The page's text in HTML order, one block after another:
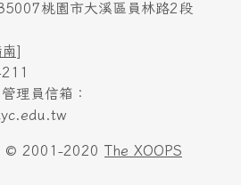
桃園市大溪區員林路2段
]
理員信箱：
© 2001-2020 The XOOPS